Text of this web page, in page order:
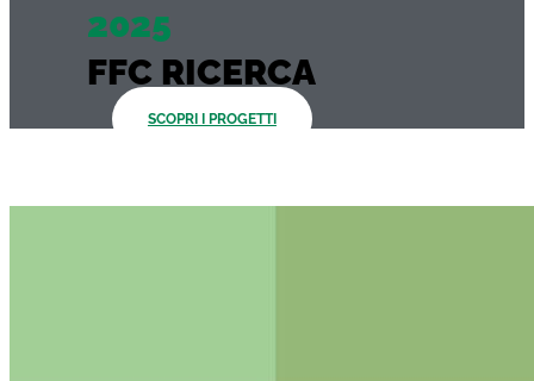
2025
FFC RICERCA
SCOPRI I PROGETTI